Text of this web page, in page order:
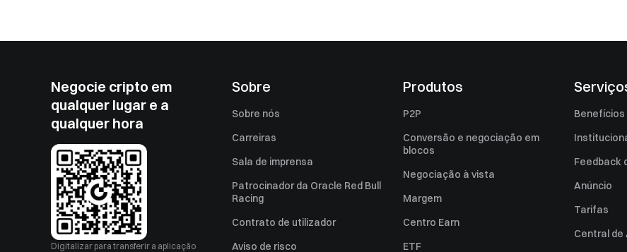
Negocie cripto em
qualquer lugar e a
qualquer hora
Digitalizar para transferir a aplicação
Sobre
Sobre nós
Carreiras
Sala de imprensa
Patrocinador da Oracle Red Bull
Racing
Contrato de utilizador
Aviso de risco
Produtos
P2P
Conversão e negociação em
blocos
Negociação à vista
Margem
Centro Earn
ETF
Benefícios
Feedback
Anúncio
Tarifas
Central de